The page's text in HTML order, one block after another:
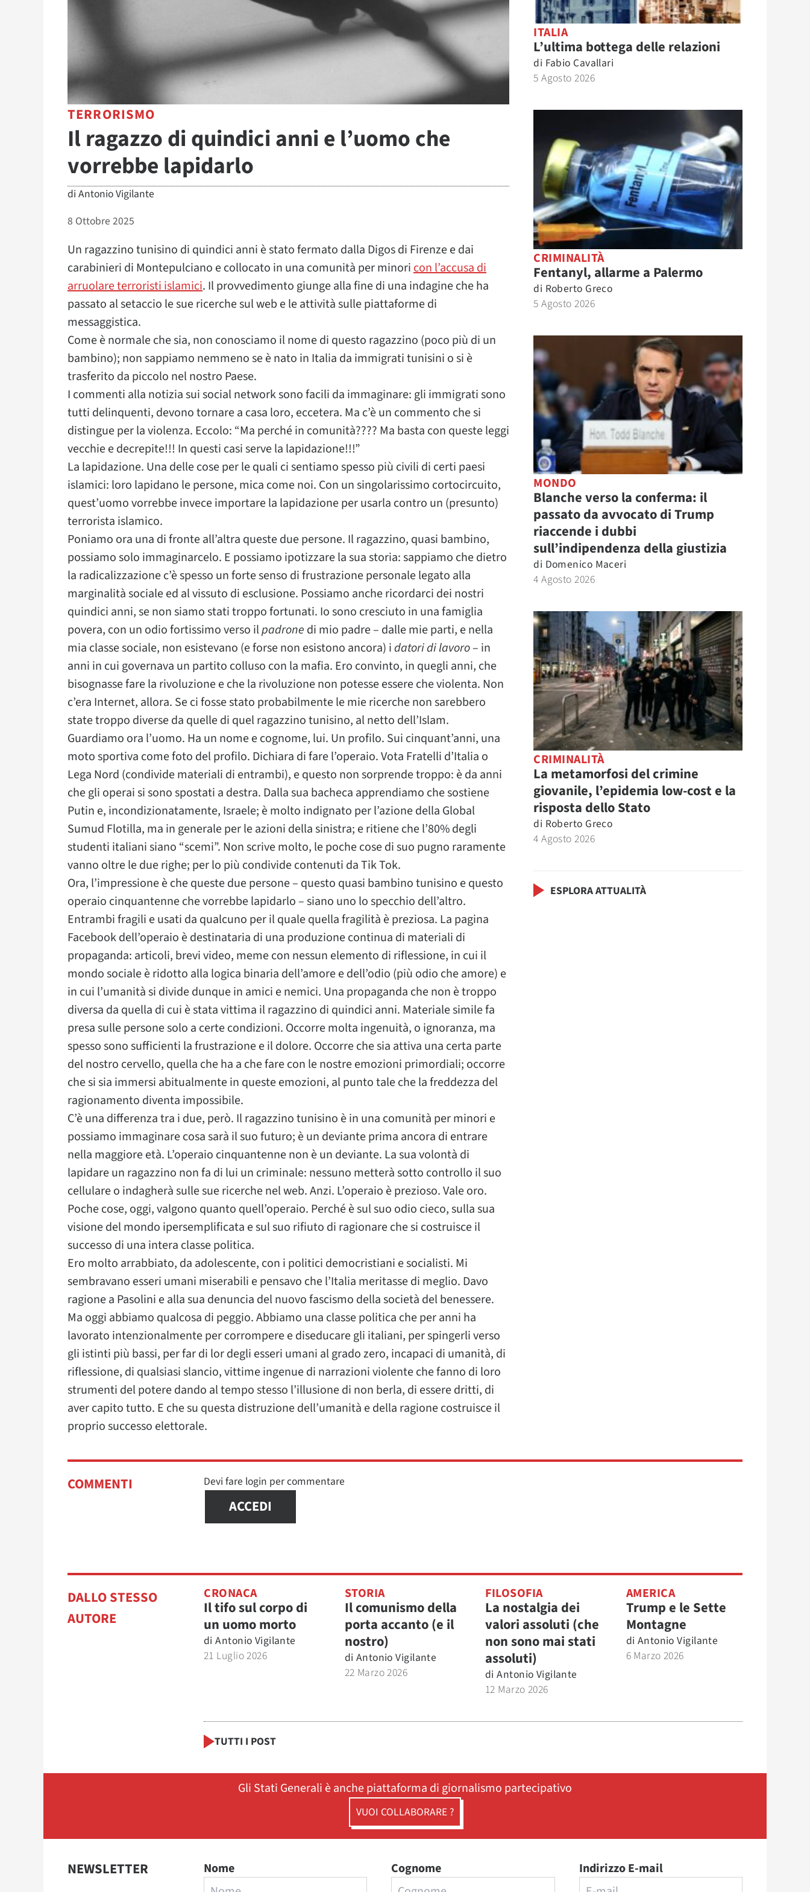
TERRORISMO
Il ragazzo di quindici anni e l’uomo che
vorrebbe lapidarlo
di Antonio Vigilante
8 Ottobre 2025
Un ragazzino tunisino di quindici anni è stato fermato dalla Digos di Firenze e dai
carabinieri di Montepulciano e collocato in una comunità per minoricon l’accusa di
arruolare terroristi islamici. Il provvedimento giunge alla fine di una indagine che ha
passato al setaccio le sue ricerche sul web e le attività sulle piattaforme di
messaggistica.
Come è normale che sia, non conosciamo il nome di questo ragazzino (poco più di un
bambino); non sappiamo nemmeno se è nato in Italia da immigrati tunisini o si è
trasferito da piccolo nel nostro Paese.
I commenti alla notizia sui social network sono facili da immaginare: gli immigrati sono
tutti delinquenti, devono tornare a casa loro, eccetera. Ma c’è un commento che si
distingue per la violenza. Eccolo: “Ma perché in comunità???? Ma basta con queste leggi
vecchie e decrepite!!! In questi casi serve la lapidazione!!!”
La lapidazione. Una delle cose per le quali ci sentiamo spesso più civili di certi paesi
islamici: loro lapidano le persone, mica come noi. Con un singolarissimo cortocircuito,
quest’uomo vorrebbe invece importare la lapidazione per usarla contro un (presunto)
terrorista islamico.
Poniamo ora una di fronte all’altra queste due persone. Il ragazzino, quasi bambino,
possiamo solo immaginarcelo. E possiamo ipotizzare la sua storia: sappiamo che dietro
la radicalizzazione c’è spesso un forte senso di frustrazione personale legato alla
marginalità sociale ed al vissuto di esclusione. Possiamo anche ricordarci dei nostri
quindici anni, se non siamo stati troppo fortunati. Io sono cresciuto in una famiglia
povera, con un odio fortissimo verso ilpadrone di mio padre – dalle mie parti, e nella
mia classe sociale, non esistevano (e forse non esistono ancora) idatori di lavoro– in
anni in cui governava un partito colluso con la mafia. Ero convinto, in quegli anni, che
bisognasse fare la rivoluzione e che la rivoluzione non potesse essere che violenta. Non
c’era Internet, allora. Se ci fosse stato probabilmente le mie ricerche non sarebbero
state troppo diverse da quelle di quel ragazzino tunisino, al netto dell’Islam.
Guardiamo ora l’uomo. Ha un nome e cognome, lui. Un profilo. Sui cinquant’anni, una
moto sportiva come foto del profilo. Dichiara di fare l’operaio. Vota Fratelli d’Italia o
Lega Nord (condivide materiali di entrambi), e questo non sorprende troppo: è da anni
che gli operai si sono spostati a destra. Dalla sua bacheca apprendiamo che sostiene
Putin e, incondizionatamente, Israele; è molto indignato per l’azione della Global
Sumud Flotilla, ma in generale per le azioni della sinistra; e ritiene che l’80% degli
studenti italiani siano “scemi”. Non scrive molto, le poche cose di suo pugno raramente
vanno oltre le due righe; per lo più condivide contenuti da Tik Tok.
Ora, l’impressione è che queste due persone – questo quasi bambino tunisino e questo
operaio cinquantenne che vorrebbe lapidarlo – siano uno lo specchio dell’altro.
Entrambi fragili e usati da qualcuno per il quale quella fragilità è preziosa. La pagina
Facebook dell’operaio è destinataria di una produzione continua di materiali di
propaganda: articoli, brevi video, meme con nessun elemento di riflessione, in cui il
mondo sociale è ridotto alla logica binaria dell’amore e dell’odio (più odio che amore) e
in cui l’umanità si divide dunque in amici e nemici. Una propaganda che non è troppo
diversa da quella di cui è stata vittima il ragazzino di quindici anni. Materiale simile fa
presa sulle persone solo a certe condizioni. Occorre molta ingenuità, o ignoranza, ma
spesso sono sufficienti la frustrazione e il dolore. Occorre che sia attiva una certa parte
del nostro cervello, quella che ha a che fare con le nostre emozioni primordiali; occorre
che si sia immersi abitualmente in queste emozioni, al punto tale che la freddezza del
ragionamento diventa impossibile.
C’è una differenza tra i due, però. Il ragazzino tunisino è in una comunità per minori e
possiamo immaginare cosa sarà il suo futuro; è un deviante prima ancora di entrare
nella maggiore età. L’operaio cinquantenne non è un deviante. La sua volontà di
lapidare un ragazzino non fa di lui un criminale: nessuno metterà sotto controllo il suo
cellulare o indagherà sulle sue ricerche nel web. Anzi. L’operaio è prezioso. Vale oro.
Poche cose, oggi, valgono quanto quell’operaio. Perché è sul suo odio cieco, sulla sua
visione del mondo ipersemplificata e sul suo rifiuto di ragionare che si costruisce il
successo di una intera classe politica.
Ero molto arrabbiato, da adolescente, con i politici democristiani e socialisti. Mi
sembravano esseri umani miserabili e pensavo che l’Italia meritasse di meglio. Davo
ragione a Pasolini e alla sua denuncia del nuovo fascismo della società del benessere.
Ma oggi abbiamo qualcosa di peggio. Abbiamo una classe politica che per anni ha
lavorato intenzionalmente per corrompere e diseducare gli italiani, per spingerli verso
gli istinti più bassi, per far di lor degli esseri umani al grado zero, incapaci di umanità, di
riflessione, di qualsiasi slancio, vittime ingenue di narrazioni violente che fanno di loro
strumenti del potere dando al tempo stesso l’illusione di non berla, di essere dritti, di
aver capito tutto. E che su questa distruzione dell’umanità e della ragione costruisce il
proprio successo elettorale.
ITALIA
L’ultima bottega delle relazioni
di Fabio Cavallari
5 Agosto 2026
CRIMINALITÀ
Fentanyl, allarme a Palermo
di Roberto Greco
5 Agosto 2026
MONDO
Blanche verso la conferma: il
passato da avvocato di Trump
riaccende i dubbi
sull’indipendenza della giustizia
di Domenico Maceri
4 Agosto 2026
CRIMINALITÀ
La metamorfosi del crimine
giovanile, l’epidemia low-cost e la
risposta dello Stato
di Roberto Greco
4 Agosto 2026
ESPLORA ATTUALITÀ
COMMENTI Devi fare login per commentare
ACCEDI
DALLO STESSO
AUTORE
CRONACA
Il tifo sul corpo di
un uomo morto
di Antonio Vigilante
21 Luglio 2026
STORIA
Il comunismo della
porta accanto (e il
nostro)
di Antonio Vigilante
22 Marzo 2026
FILOSOFIA
La nostalgia dei
valori assoluti (che
non sono mai stati
assoluti)
di Antonio Vigilante
12 Marzo 2026
AMERICA
Trump e le Sette
Montagne
di Antonio Vigilante
6 Marzo 2026
TUTTI I POST
Gli Stati Generali è anche piattaforma di giornalismo partecipativo
VUOI COLLABORARE ?
NEWSLETTER Nome Cognome Indirizzo E-mail